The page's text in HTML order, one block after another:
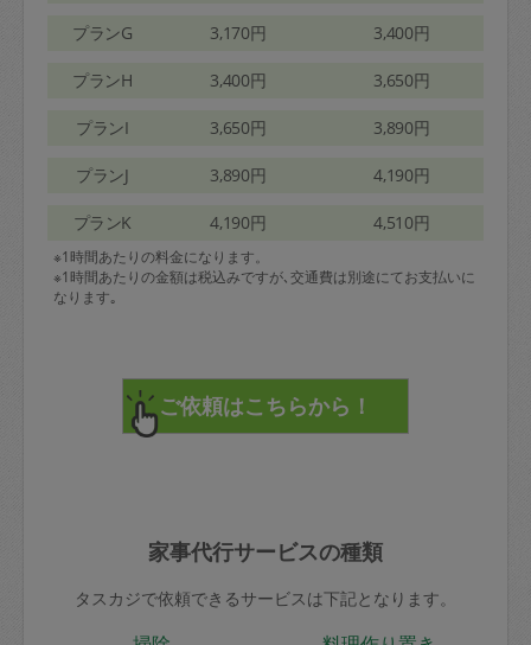
プランG 3,170円 3,400円
プランH 3,400円 3,650円
プランI 3,650円 3,890円
プランJ 3,890円 4,190円
プランK 4,190円 4,510円
※1時間あたりの料金になります。
※1時間あたりの金額は税込みですが､交通費は別途にてお支払いに
なります｡
家事代行サービスの種類
タスカジで依頼できるサービスは下記となります。